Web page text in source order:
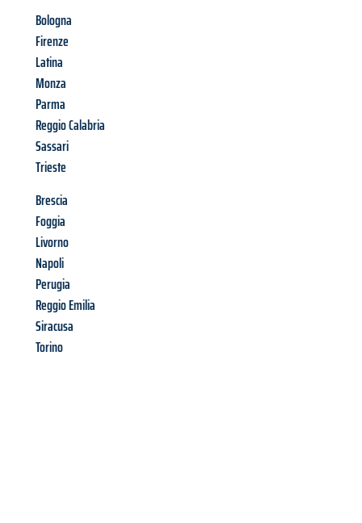
Bologna
Firenze
Latina
Monza
Parma
Reggio Calabria
Sassari
Trieste
Brescia
Foggia
Livorno
Napoli
Perugia
Reggio Emilia
Siracusa
Torino